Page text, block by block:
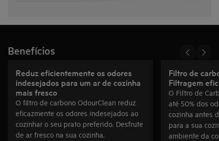
Benefícios
Reduz eficientemente os odores
indesejados para um ar de cozinha
mais fresco
O filtro de carbono OdourClean reduz
eficazmente os odores indesejados ao
cozinhar o seu prato preferido. Desfrute
de ar fresco na sua cozinha.
Filtro de
Filtragem
O Filtro de
até 50% dos
cozinha antes
para a sua
ambiente da